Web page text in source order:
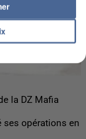
la DZ Mafia
ses opérations en